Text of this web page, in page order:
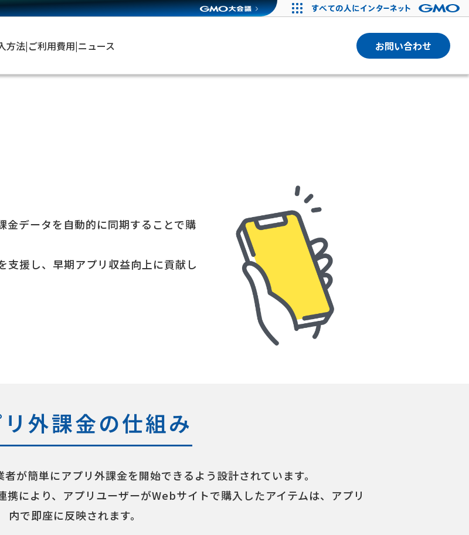
方法|ご利用費用|ニュース お問い合わせ
データを自動的に同期することで購
支援し、早期アプリ収益向上に貢献し
外課金の仕組み
が簡単にアプリ外課金を開始できるよう設計されています。
により、アプリユーザーがWebサイトで購入したアイテムは、アプリ
内で即座に反映されます。